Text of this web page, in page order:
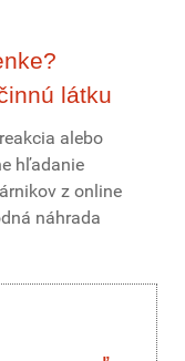
látku
alebo
hľadanie
z online
náhrada